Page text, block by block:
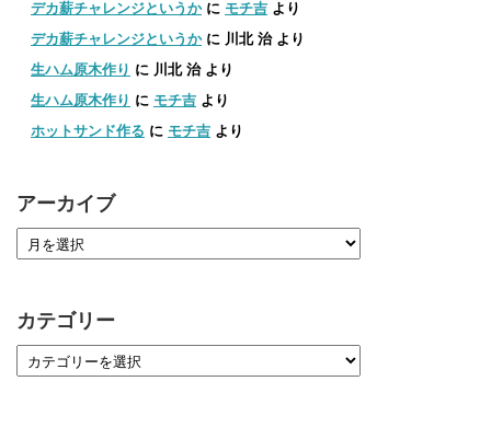
デカ薪チャレンジというかに モチ吉 より
デカ薪チャレンジというかに 川北 治より
生ハム原木作り に 川北 治より
生ハム原木作り に モチ吉 より
ホットサンド作る に モチ吉 より
アーカイブ
カテゴリー